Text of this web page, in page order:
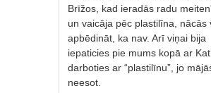
Brīžos, kad ieradās radu
un vaicāja pēc plastilīna, nācās
apbēdināt, ka nav. Arī viņai bija
iepaticies pie mums kopā ar
darboties ar “plastilīnu”, jo
neesot.